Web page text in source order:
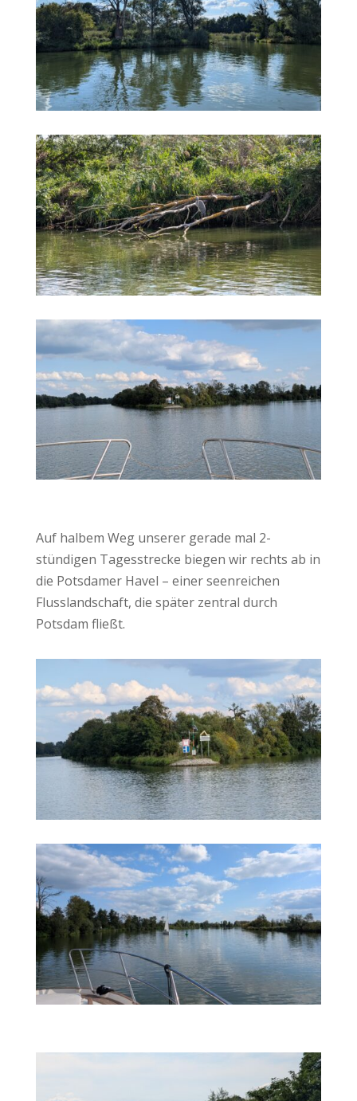
Auf halbem Weg unserer gerade mal 2-
stündigen Tagesstrecke biegen wir rechts ab in
die Potsdamer Havel – einer seenreichen
Flusslandschaft, die später zentral durch
Potsdam fließt.